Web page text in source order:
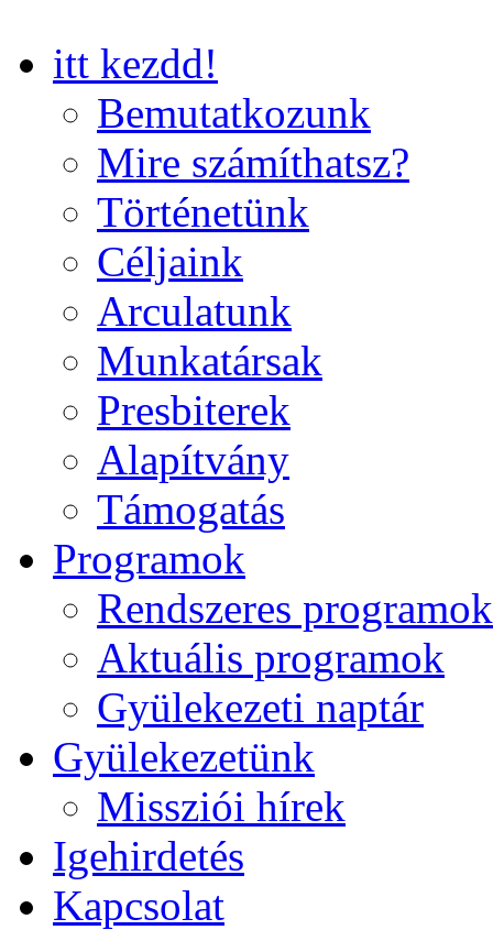
itt kezdd!
Bemutatkozunk
Mire számíthatsz?
Történetünk
Céljaink
Arculatunk
Munkatársak
Presbiterek
Alapítvány
Támogatás
Programok
Rendszeres programok
Aktuális programok
Gyülekezeti naptár
Gyülekezetünk
Missziói hírek
Igehirdetés
Kapcsolat